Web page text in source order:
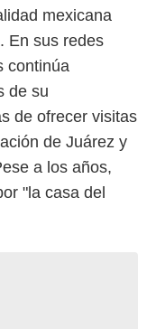
mexicana
En sus redes
continúa
de su
de ofrecer visitas
de Juárez y
a los años,
"la casa del